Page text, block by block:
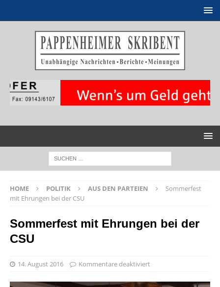
HOME POLITIK AUS DEN PARTEIEN
Sommerfest
mit Ehrungen bei der CSU
Sommerfest mit Ehrungen bei der
CSU
14. August 2016 Kommentare deaktiviert